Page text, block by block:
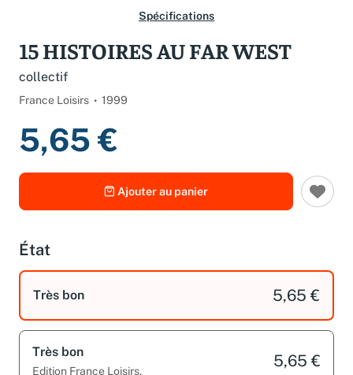
Spécifications
15 HISTOIRES AU FAR WEST
collectif
France Loisirs 1999
5,65 €
Ajouter au panier
État
Très bon 5,65 €
Très bon
Edition France Loisirs.
5,65 €